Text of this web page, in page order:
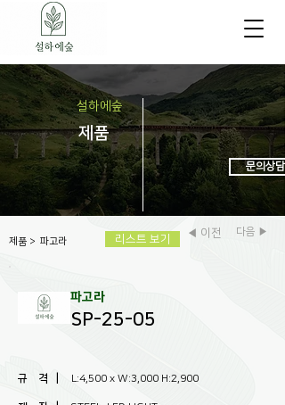
설하에숲
제품
문의상
제품 > 파고라 리스트 보기 ◀ 이전 다음 ▶
파고라
SP-25-05
규 격 | L:4,500 x W:3,000 H:2,900